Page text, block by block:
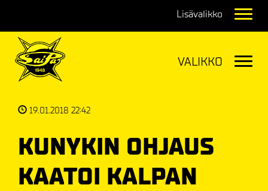
19.01.2018 22:42
KUNYKIN OHJAUS
KAATOI KALPAN